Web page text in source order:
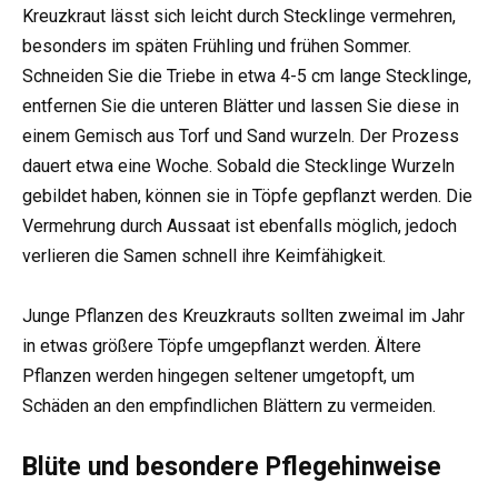
Kreuzkraut lässt sich leicht durch Stecklinge vermehren,
besonders im späten Frühling und frühen Sommer.
Schneiden Sie die Triebe in etwa 4-5 cm lange Stecklinge,
entfernen Sie die unteren Blätter und lassen Sie diese in
einem Gemisch aus Torf und Sand wurzeln. Der Prozess
dauert etwa eine Woche. Sobald die Stecklinge Wurzeln
gebildet haben, können sie in Töpfe gepflanzt werden. Die
Vermehrung durch Aussaat ist ebenfalls möglich, jedoch
verlieren die Samen schnell ihre Keimfähigkeit.
Junge Pflanzen des Kreuzkrauts sollten zweimal im Jahr
in etwas größere Töpfe umgepflanzt werden. Ältere
Pflanzen werden hingegen seltener umgetopft, um
Schäden an den empfindlichen Blättern zu vermeiden.
Blüte und besondere Pflegehinweise